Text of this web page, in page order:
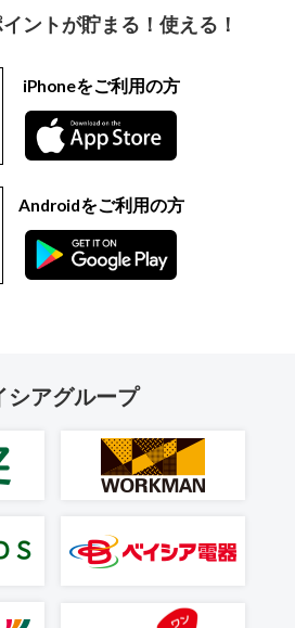
ントが貯まる！使える！
iPhoneをご利用の方
Androidをご利用の方
シアグループ